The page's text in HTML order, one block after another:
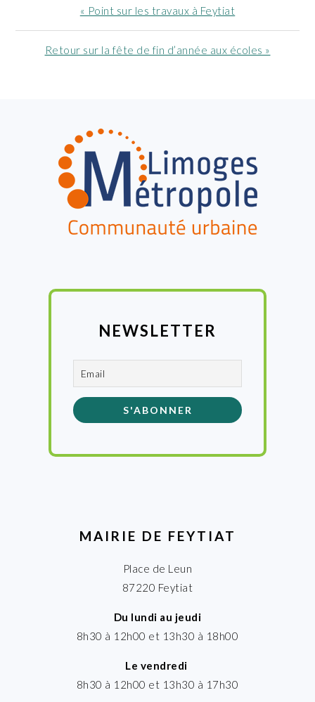
Article
précédent
:
« Point sur les travaux à Feytiat
Article
Retour sur la fête de fin d’année aux écoles »
NEWSLETTER
MAIRIE DE FEYTIAT
Place de Leun
87220 Feytiat
Du lundi au jeudi
8h30 à 12h00 et 13h30 à 18h00
Le vendredi
8h30 à 12h00 et 13h30 à 17h30